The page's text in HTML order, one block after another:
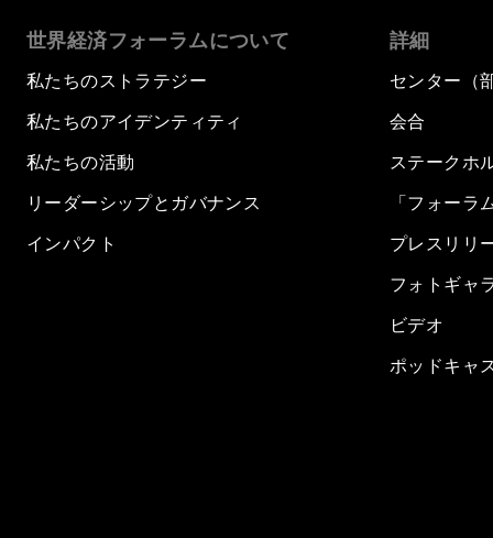
世界経済フォーラムについて
私たちのストラテジー
私たちのアイデンティティ
私たちの活動
リーダーシップとガバナンス
インパクト
詳細
センター（
会合
ステークホ
「フォーラ
プレスリリ
フォトギャ
ビデオ
ポッドキャ